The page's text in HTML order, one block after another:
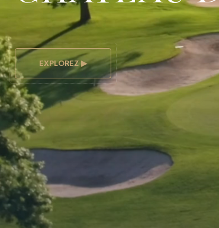
EXPLOREZ ▶